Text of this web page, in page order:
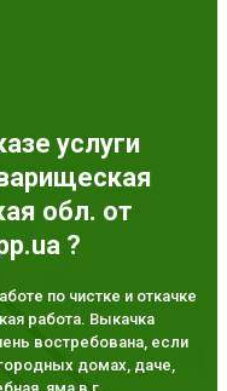
услуги
обл. от
?
по чистке и откачке
работа. Выкачка
востребована, если
домах, даче,